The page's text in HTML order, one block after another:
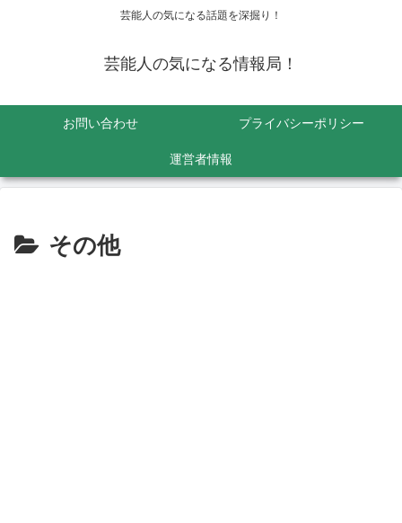
芸能人の気になる話題を深掘り！
芸能人の気になる情報局！
お問い合わせ プライバシーポリシー
運営者情報
その他